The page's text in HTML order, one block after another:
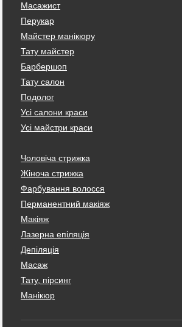
Масажист
Перукар
Майстер манікюру
Тату майстер
Барбершоп
Тату салон
Подолог
Усі салони краси
Усі майстри краси
Чоловіча стрижка
Жіноча стрижка
Фарбування волосся
Перманентний макіяж
Макіяж
Лазерна епіляція
Депіляція
Масаж
Тату, пірсинг
Манікюр